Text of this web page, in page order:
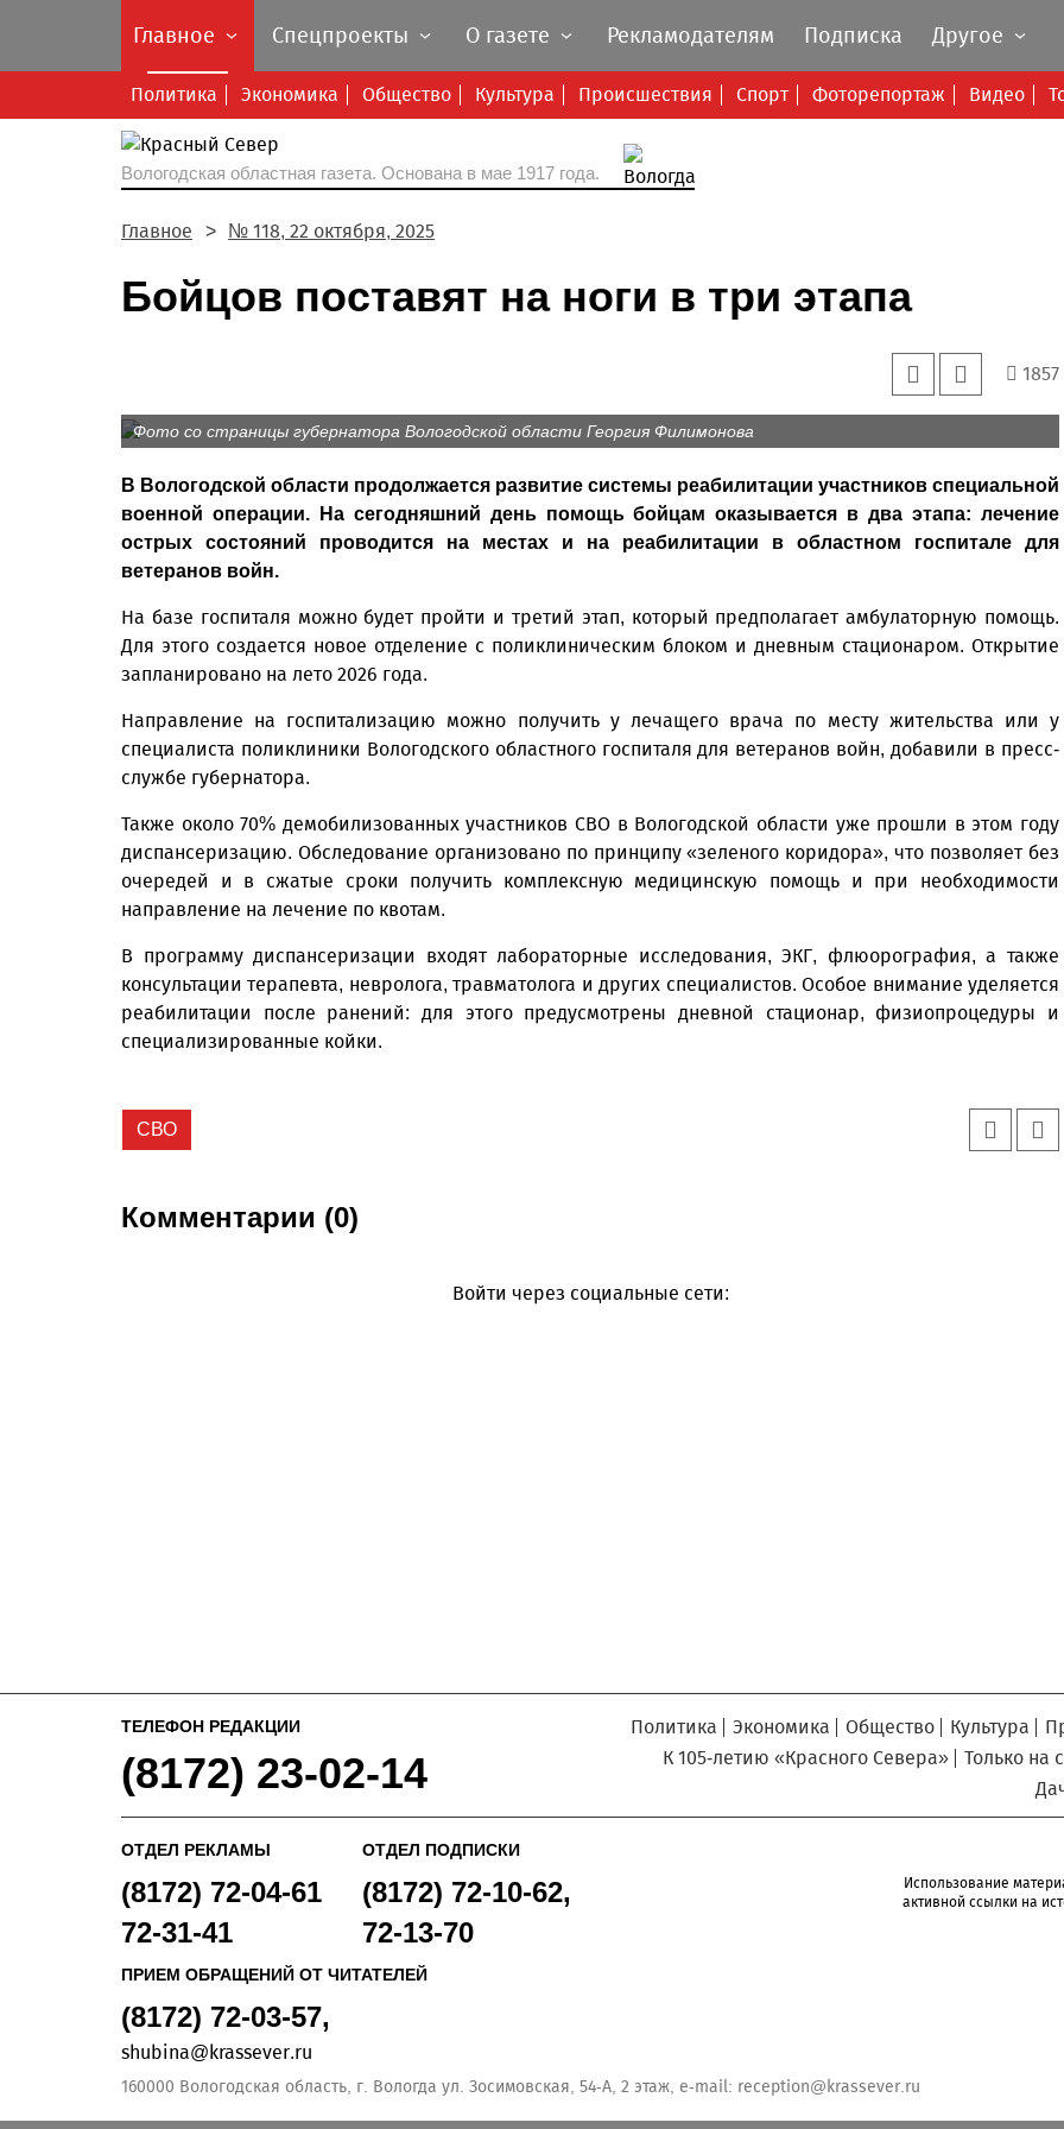
Главное
Политика Экономика Общество Культура Происшествия Спорт Фоторепортаж Видео
Спецпроекты О газете Рекламодателям Подписка Другое
Вологодская областная газета. Основана в мае 1917 года.
Главное № 118, 22 октября, 2025
Бойцов поставят на ноги в три этапа
1857
Фото со страницы губернатора Вологодской области Георгия Филимонова
В Вологодской области продолжается развитие системы реабилитации участников специальной
военной операции. На сегодняшний день помощь бойцам оказывается в два этапа: лечение
острых состояний проводится на местах и на реабилитации в областном госпитале для
ветеранов войн.
На базе госпиталя можно будет пройти и третий этап, который предполагает амбулаторную помощь.
Для этого создается новое отделение с поликлиническим блоком и дневным стационаром. Открытие
запланировано на лето 2026 года.
Направление на госпитализацию можно получить у лечащего врача по месту жительства или у
специалиста поликлиники Вологодского областного госпиталя для ветеранов войн, добавили в пресс-
службе губернатора.
Также около 70% демобилизованных участников СВО в Вологодской области уже прошли в этом году
диспансеризацию. Обследование организовано по принципу «зеленого коридора», что позволяет без
очередей и в сжатые сроки получить комплексную медицинскую помощь и при необходимости
направление на лечение по квотам.
В программу диспансеризации входят лабораторные исследования, ЭКГ, флюорография, а также
консультации терапевта, невролога, травматолога и других специалистов. Особое внимание уделяется
реабилитации после ранений: для этого предусмотрены дневной стационар, физиопроцедуры и
специализированные койки.
СВО
Комментарии (0)
Войти через социальные сети:
ТЕЛЕФОН РЕДАКЦИИ
(8172) 23-02-14
Политика Экономика Общество Культура
К 105-летию «Красного Севера»
Только на
ОТДЕЛ РЕКЛАМЫ
(8172) 72-04-61
72-31-41
ОТДЕЛ ПОДПИСКИ
(8172) 72-10-62,
72-13-70
ПРИЕМ ОБРАЩЕНИЙ ОТ ЧИТАТЕЛЕЙ
(8172) 72-03-57,
shubina@krassever.ru
Использование
активной ссылки на
160000 Вологодская область, г. Вологда ул. Зосимовская, 54-А, 2 этаж, e-mail: reception@krassever.ru